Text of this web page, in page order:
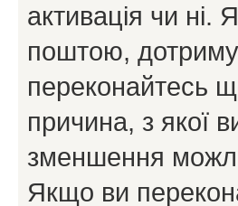
активація чи
поштою,
переконайтесь
причина, з якої
зменшення
Якщо ви